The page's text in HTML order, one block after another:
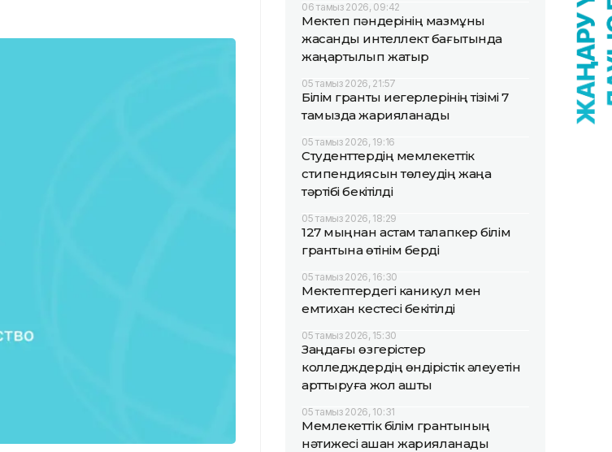
06 тамыз 2026, 09:42
Мектеп пәндерінің мазмұны
жасанды интеллект бағытында
жаңартылып жатыр
05 тамыз 2026, 21:57
Білім гранты иегерлерінің тізімі 7
тамызда жарияланады
05 тамыз 2026, 19:16
Студенттердің мемлекеттік
стипендиясын төлеудің жаңа
тәртібі бекітілді
05 тамыз 2026, 18:29
127 мыңнан астам талапкер білім
грантына өтінім берді
05 тамыз 2026, 16:30
Мектептердегі каникул мен
емтихан кестесі бекітілді
05 тамыз 2026, 15:30
Заңдағы өзгерістер
колледждердің өндірістік әлеуетін
арттыруға жол ашты
05 тамыз 2026, 10:31
Мемлекеттік білім грантының
нәтижесі қашан жарияланады